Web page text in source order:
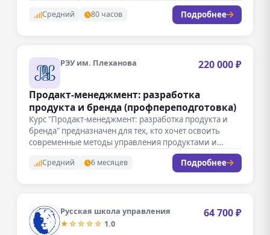
Средний 80 часов Подробнее
РЭУ им. Плеханова 220 000 ₽
Продакт-менеджмент: разработка
продукта и бренда (профпереподготовка)
Курс "Продакт-менеджмент: разработка продукта и
бренда" предназначен для тех, кто хочет освоить
современные методы управления продуктами и
Средний 6 месяцев Подробнее
Русская школа управления
★☆☆☆☆ 1.0
64 700 ₽